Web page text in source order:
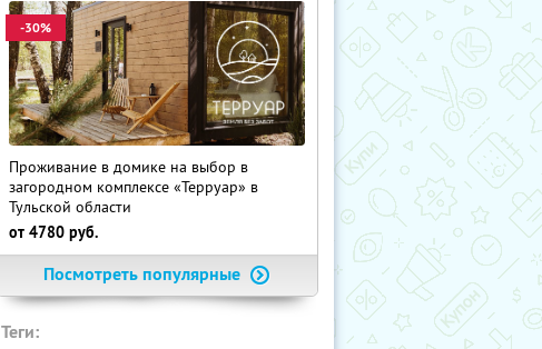
-30%
Проживание в домике на выбор в
загородном комплексе «Терруар» в
Тульской области
от 4780 руб.
Посмотреть популярные
Теги: